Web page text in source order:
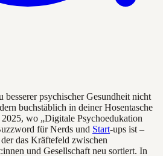
besserer psychischer Gesundheit nicht
buchstäblich in deiner Hosentasche
wo „Digitale Psychoedukation
für Nerds und Start-ups ist –
das Kräftefeld zwischen
und Gesellschaft neu sortiert. In